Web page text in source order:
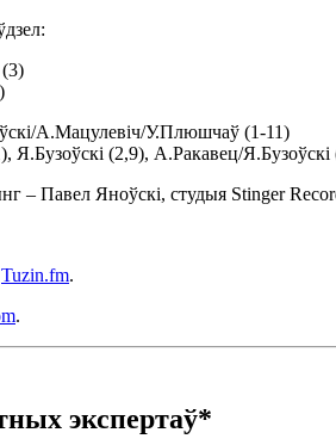
А.Мацулевіч/У.Плюшчаў (1-11)
Я.Бузоўскі (2,9), А.Ракавец/Я.Бузоўскі
– Павел Яноўскі, студыя Stinger
Tuzin.fm.
.
экспертаў*